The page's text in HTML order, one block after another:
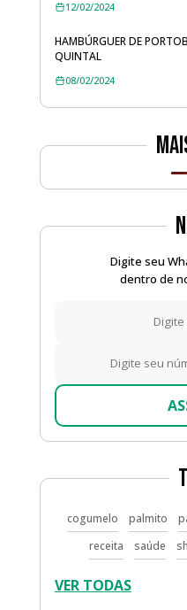
12/02/2024
HAMBÚRGUER DE
QUINTAL
08/02/2024
Digite seu
dentro de
cogumelo palmito
receita
saúde
VER TODAS